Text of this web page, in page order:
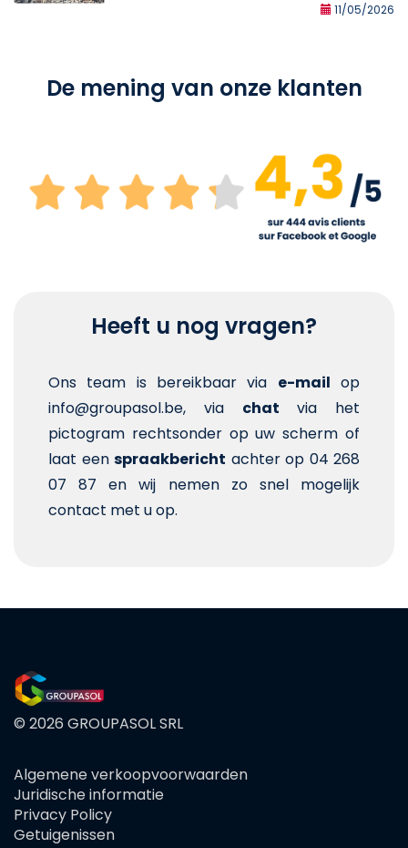
11/05/2026
De mening van onze klanten
Heeft u nog vragen?
Ons team is bereikbaar via e-mail op
info@groupasol.be, via chat via het
pictogram rechtsonder op uw scherm of
laat een spraakbericht achter op 04 268
07 87 en wij nemen zo snel mogelijk
contact met u op.
© 2026 GROUPASOL SRL
FOOTER
MENU
Algemene verkoopvoorwaarden
Juridische informatie
Privacy Policy
Getuigenissen